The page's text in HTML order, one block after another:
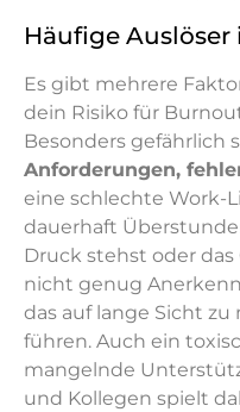
Häufige
Es gibt mehrere
dein Risiko für
Besonders gefährlich
Anforderungen,
eine schlechte Work-
dauerhaft
Druck stehst oder
nicht genug
das auf lange Sicht
führen. Auch ein
mangelnde
und Kollegen spielt